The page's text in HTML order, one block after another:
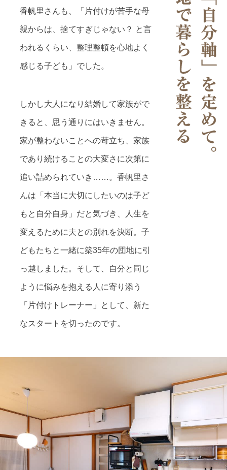
香帆里さんも、「片付けが苦手な母
親からは、捨てすぎじゃない？ と言
われるくらい、整理整頓を心地よく
感じる子ども」でした。
しかし大人になり結婚して家族がで
きると、思う通りにはいきません。
家が整わないことへの苛立ち、家族
であり続けることの大変さに次第に
追い詰められていき……。香帆里さ
んは「本当に大切にしたいのは子ど
もと自分自身」だと気づき、人生を
変えるために夫との別れを決断。子
どもたちと一緒に築35年の団地に引
っ越しました。そして、自分と同じ
ように悩みを抱える人に寄り添う
「片付けトレーナー」として、新た
なスタートを切ったのです。